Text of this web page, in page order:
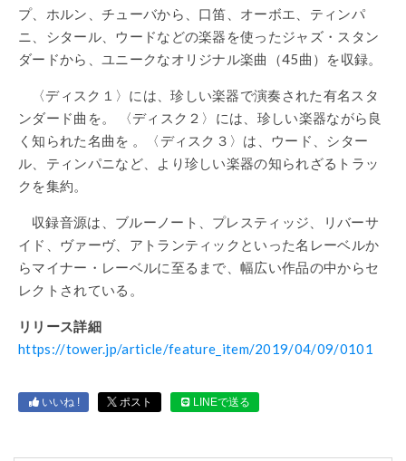
プ、ホルン、チューバから、口笛、オーボエ、ティンパ
ニ、シタール、ウードなどの楽器を使ったジャズ・スタン
ダードから、ユニークなオリジナル楽曲（45曲）を収録。
〈ディスク１〉には、珍しい楽器で演奏された有名スタ
ンダード曲を。 〈ディスク２〉には、珍しい楽器ながら良
く知られた名曲を 。〈ディスク３〉は、ウード、シター
ル、ティンパニなど、より珍しい楽器の知られざるトラッ
クを集約。
収録音源は、ブルーノート、プレスティッジ、リバーサ
イド、ヴァーヴ、アトランティックといった名レーベルか
らマイナー・レーベルに至るまで、幅広い作品の中からセ
レクトされている。
リリース詳細
https://tower.jp/article/feature_item/2019/04/09/0101
いいね ! ポスト LINEで送る